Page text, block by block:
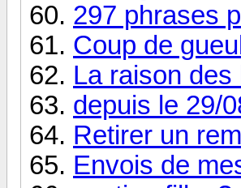
297 phrases
Coup de
La raison des
depuis le 29/
Retirer un
Envois de